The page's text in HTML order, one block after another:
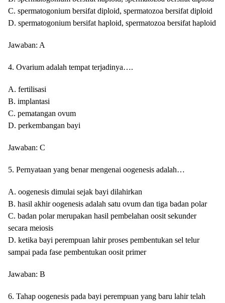
C. spermatogonium bersifat diploid, spermatozoa bersifat diploid
D. spermatogonium bersifat haploid, spermatozoa bersifat haploid
Jawaban: A
4. Ovarium adalah tempat terjadinya….
A. fertilisasi
B. implantasi
C. pematangan ovum
D. perkembangan bayi
Jawaban: C
5. Pernyataan yang benar mengenai oogenesis adalah…
A. oogenesis dimulai sejak bayi dilahirkan
B. hasil akhir oogenesis adalah satu ovum dan tiga badan polar
C. badan polar merupakan hasil pembelahan oosit sekunder
secara meiosis
D. ketika bayi perempuan lahir proses pembentukan sel telur
sampai pada fase pembentukan oosit primer
Jawaban: B
6. Tahap oogenesis pada bayi perempuan yang baru lahir telah